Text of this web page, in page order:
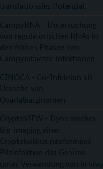
translationales Potenzial
CampyRNA - Untersuchung
von regulatorischen RNAs in
den frühen Phasen von
Campylobacter Infektionen
CINOCA - Co-Infektion als
Ursache von
Ovarialkarzinomen
CryptoVIEW - Dynamisches
life-imaging einer
Cryptokokkus neoformans
Pilzinfektion des Gehirns
unter Verwendung von in vivo